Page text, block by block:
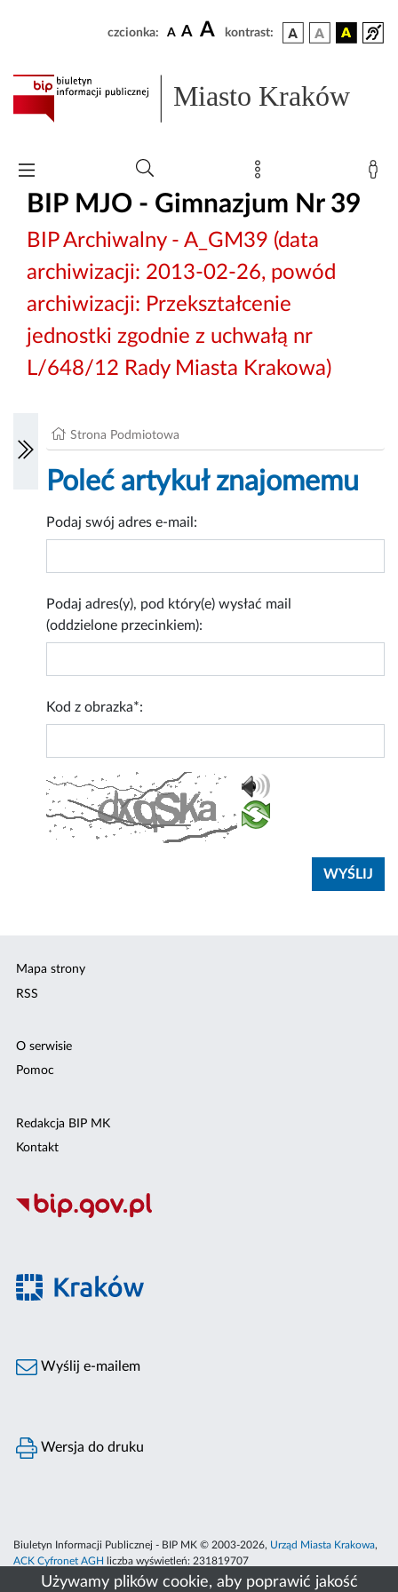
Używamy plików cookie, aby poprawić jakość
czcionka: A A A kontrast:
Miasto Kraków
BIP MJO - Gimnazjum Nr 39
BIP Archiwalny - A_GM39 (data
archiwizacji: 2013-02-26, powód
archiwizacji: Przekształcenie
jednostki zgodnie z uchwałą nr
L/648/12 Rady Miasta Krakowa)
Strona Podmiotowa
Poleć artykuł znajomemu
Podaj swój adres e-mail:
Podaj adres(y), pod który(e) wysłać mail
(oddzielone przecinkiem):
Kod z obrazka*:
Mapa strony
RSS
O serwisie
Pomoc
Redakcja BIP MK
Kontakt
Wyślij e-mailem
Wersja do druku
Biuletyn Informacji Publicznej - BIP MK © 2003-2026, Urząd Miasta Krakowa,
ACK Cyfronet AGH
liczba wyświetleń: 231819707